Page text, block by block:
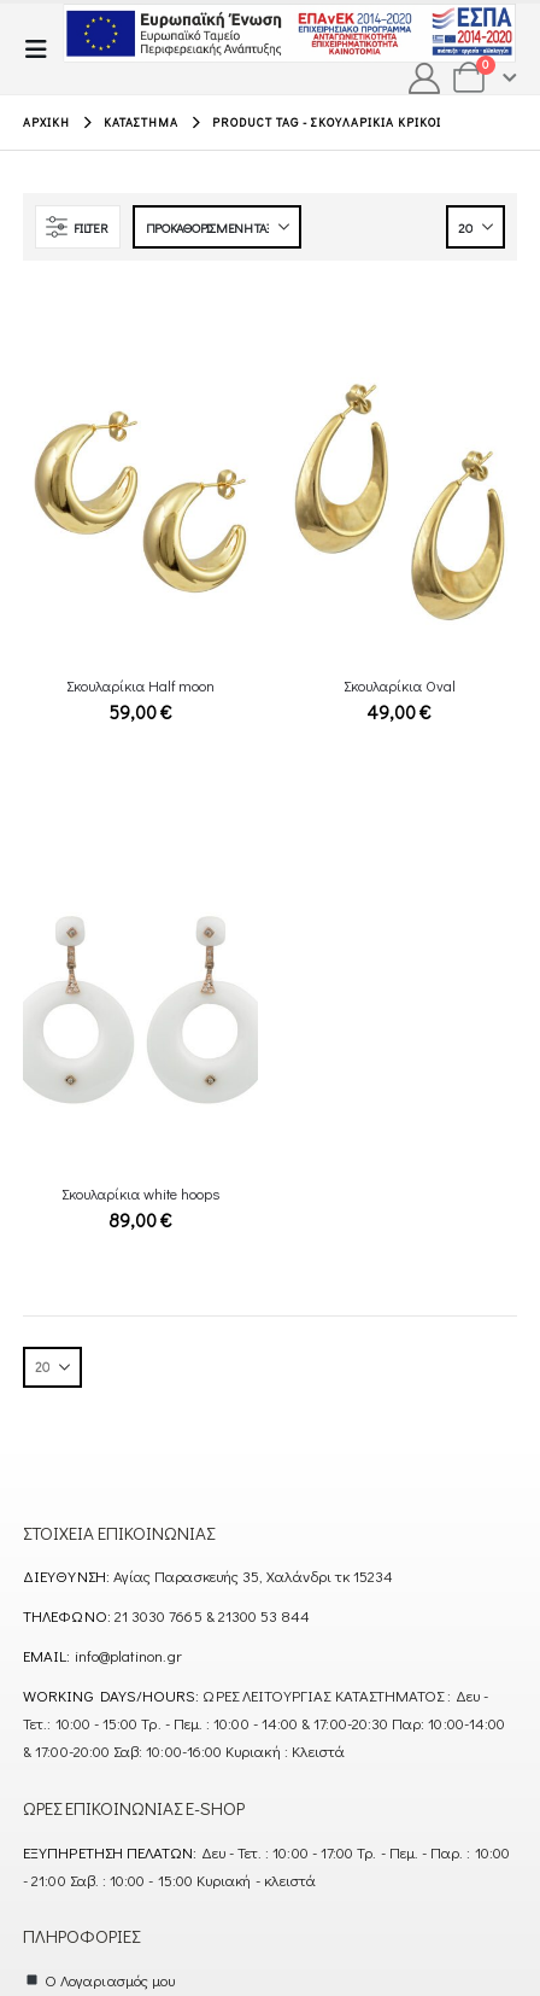
0
ΑΡΧΙΚΉ ΚΑΤΆΣΤΗΜΑ PRODUCT TAG -ΣΚΟΥΛΑΡΊΚΙΑ ΚΡΊΚΟΙ
FILTER
Σκουλαρίκια Half moon
59,00€
Σκουλαρίκια Oval
49,00€
Σκουλαρίκια white hoops
89,00€
ΣΤΟΙΧΕΊΑ ΕΠΙΚΟΙΝΩΝΊΑΣ
ΔΙΕΎΘΥΝΣΗ: Αγίας Παρασκευής 35, Χαλάνδρι τκ 15234
ΤΗΛΈΦΩΝΟ: 21 3030 7665 & 21300 53 844
EMAIL: info@platinon.gr
WORKING DAYS/HOURS: ΩΡΕΣ ΛΕΙΤΟΥΡΓΙΑΣ ΚΑΤΑΣΤΗΜΑΤΟΣ : Δευ -
Τετ.: 10:00 - 15:00 Τρ. - Πεμ. : 10:00 - 14:00 & 17:00-20:30 Παρ: 10:00-14:00
& 17:00-20:00 Σαβ: 10:00-16:00 Κυριακή : Κλειστά
ΏΡΕΣ ΕΠΙΚΟΙΝΩΝΊΑΣ E-SHOP
ΕΞΥΠΗΡΈΤΗΣΗ ΠΕΛΑΤΏΝ: Δευ - Τετ. : 10:00 - 17:00 Τρ. - Πεμ. - Παρ. : 10:00
- 21:00 Σαβ. : 10:00 - 15:00 Κυριακή - κλειστά
ΠΛΗΡΟΦΟΡΊΕΣ
Ο Λογαριασμός μου